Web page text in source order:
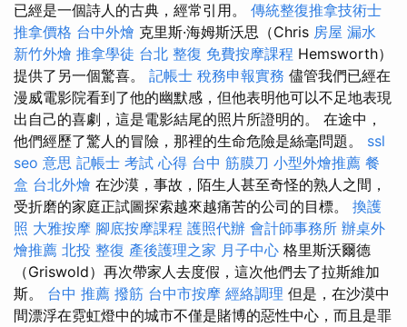
已經是一個詩人的古典，經常引用。 傳統整復推拿技術士
推拿價格 台中外燴 克里斯·海姆斯沃思（Chris 房屋 漏水
新竹外燴 推拿學徒 台北 整復 免費按摩課程 Hemsworth）
提供了另一個驚喜。 記帳士 稅務申報實務 儘管我們已經在
漫威電影院看到了他的幽默感，但他表明他可以不足地表現
出自己的喜劇，這是電影結尾的照片所證明的。 在途中，
他們經歷了驚人的冒險，那裡的生命危險是絲毫問題。 ssl
seo 意思 記帳士 考試 心得 台中 筋膜刀 小型外燴推薦 餐
盒 台北外燴 在沙漠，事故，陌生人甚至奇怪的熟人之間，
受折磨的家庭正試圖探索越來越痛苦的公司的目標。 換護
照 大雅按摩 腳底按摩課程 護照代辦 會計師事務所 辦桌外
燴推薦 北投 整復 產後護理之家 月子中心 格里斯沃爾德
（Griswold）再次帶家人去度假，這次​​他們去了拉斯維加
斯。 台中 推薦 撥筋 台中市按摩 經絡調理 但是，在沙漠中
間漂浮在霓虹燈中的城市不僅是賭博的惡性中心，而且是罪